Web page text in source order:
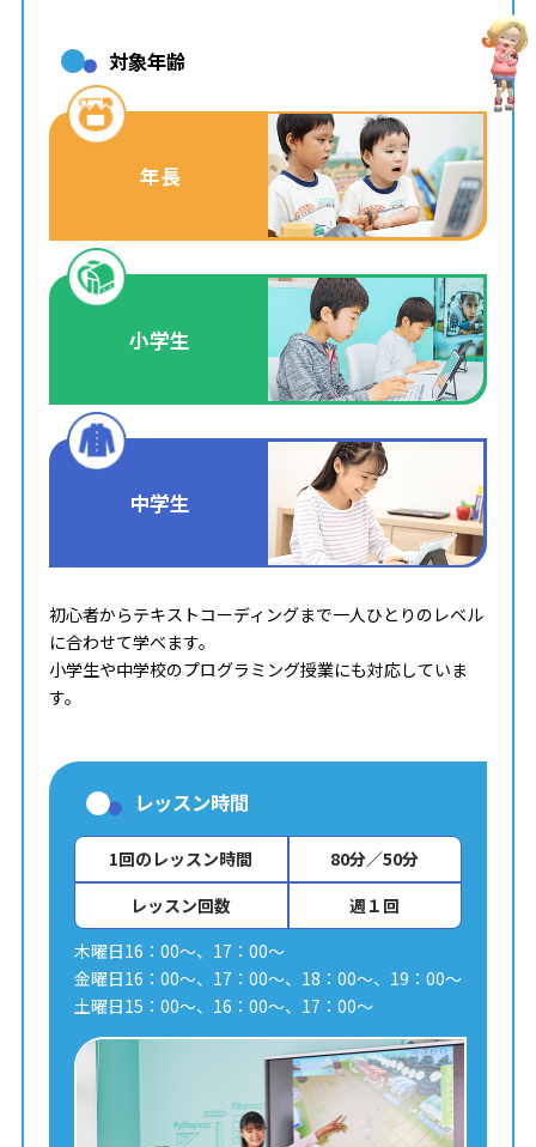
対象年齢
年長
小学生
中学生
初心者からテキストコーディングまで一人ひとりのレベル
に合わせて学べます。
小学生や中学校のプログラミング授業にも対応していま
す。
レッスン時間
1回のレッスン時間
80分／50分
レッスン回数
週１回
木曜日16：00～、17：00～
金曜日16：00～、17：00～、18：00～、19：00～
土曜日15：00～、16：00～、17：00～